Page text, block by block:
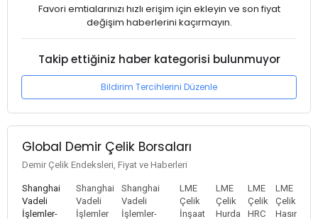
Favori emtialarınızı hızlı erişim için ekleyin ve son fiyat
değişim haberlerini kaçırmayın.
Takip ettiğiniz haber kategorisi bulunmuyor
Bildirim Tercihlerini Düzenle
Global Demir Çelik Borsaları
Demir Çelik Endeksleri, Fiyat ve Haberleri
Shanghai
Vadeli
İşlemler-
Shanghai
Vadeli
İşlemler
Shanghai
Vadeli
İşlemler-
LME
Çelik
İnşaat
LME
Çelik
Hurda
LME
Çelik
HRC
LME
Çelik
Hasır